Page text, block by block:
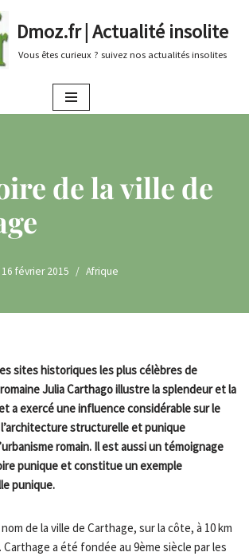
Dmoz.fr | Actualité insolite
Vous êtes curieux ? suivez nos actualités insolites
de la ville de
16 février 2015 Afrique
sites historiques les plus célèbres de
Julia Carthago illustre la splendeur et la
a exercé une influence considérable sur le
structurelle et punique
romain. Il est aussi un témoignage
punique et constitue un exemple
punique.
de la ville de Carthage, sur la côte, à 10 km
a été fondée au 9ème siècle par les